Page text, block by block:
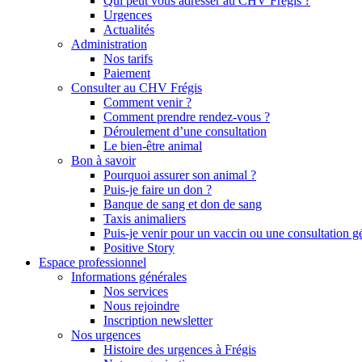
Urgences
Actualités
Administration
Nos tarifs
Paiement
Consulter au CHV Frégis
Comment venir ?
Comment prendre rendez-vous ?
Déroulement d’une consultation
Le bien-être animal
Bon à savoir
Pourquoi assurer son animal ?
Puis-je faire un don ?
Banque de sang et don de sang
Taxis animaliers
Puis-je venir pour un vaccin ou une consultation
Positive Story
Espace professionnel
Informations générales
Nos services
Nous rejoindre
Inscription newsletter
Nos urgences
Histoire des urgences à Frégis